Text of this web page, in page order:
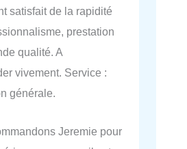
satisfait de la rapidité
prestation
qualité. A
vivement. Service :
générale.
Jeremie pour